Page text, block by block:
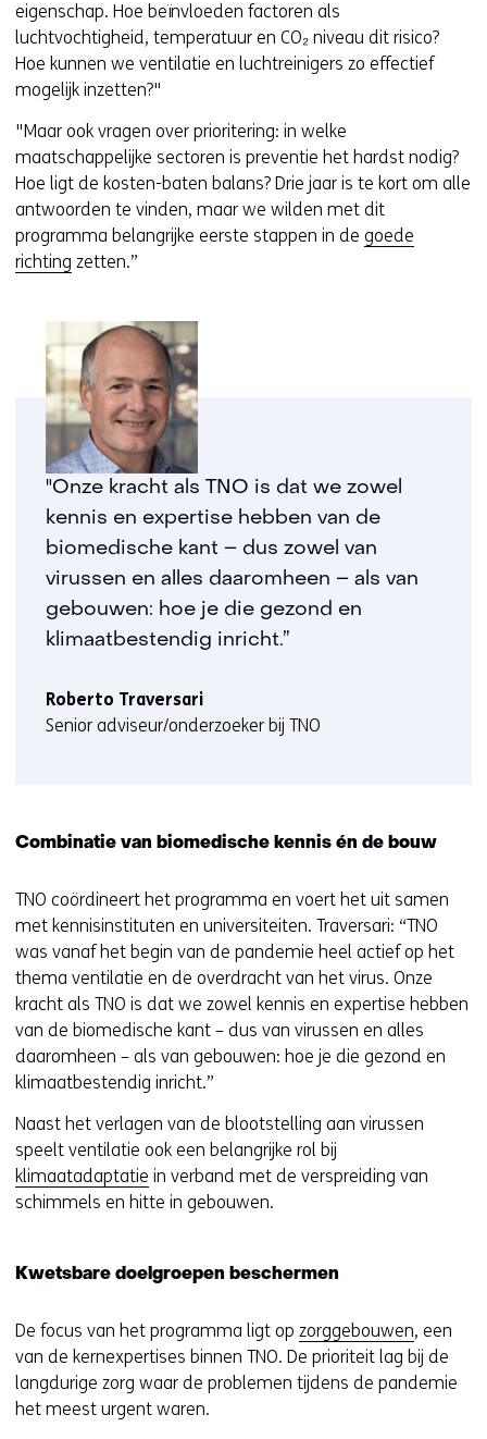
eigenschap. Hoe beïnvloeden factoren als
luchtvochtigheid, temperatuur en CO₂ niveau dit risico?
Hoe kunnen we ventilatie en luchtreinigers zo effectief
mogelijk inzetten?"
"Maar ook vragen over prioritering: in welke
maatschappelijke sectoren is preventie het hardst nodig?
Hoe ligt de kosten-baten balans? Drie jaar is te kort om alle
antwoorden te vinden, maar we wilden met dit
programma belangrijke eerste stappen in de goede
richting zetten.”
"Onze kracht als TNO is dat we zowel
kennis en expertise hebben van de
biomedische kant – dus zowel van
virussen en alles daaromheen – als van
gebouwen: hoe je die gezond en
klimaatbestendig inricht.”
Roberto Traversari
Senior adviseur/onderzoeker bij TNO
Combinatie van biomedische kennis én de bouw
TNO coördineert het programma en voert het uit samen
met kennisinstituten en universiteiten. Traversari: “TNO
was vanaf het begin van de pandemie heel actief op het
thema ventilatie en de overdracht van het virus. Onze
kracht als TNO is dat we zowel kennis en expertise hebben
van de biomedische kant – dus van virussen en alles
daaromheen – als van gebouwen: hoe je die gezond en
klimaatbestendig inricht.”
Naast het verlagen van de blootstelling aan virussen
speelt ventilatie ook een belangrijke rol bij
klimaatadaptatie in verband met de verspreiding van
schimmels en hitte in gebouwen.
Kwetsbare doelgroepen beschermen
De focus van het programma ligt op zorggebouwen, een
van de kernexpertises binnen TNO. De prioriteit lag bij de
langdurige zorg waar de problemen tijdens de pandemie
het meest urgent waren.